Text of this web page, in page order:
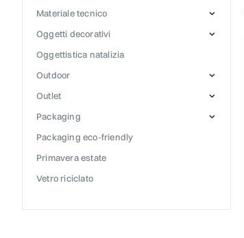
materiale tecnico
oggetti decorativi
oggettistica natalizia
outdoor
outlet
packaging
packaging eco-friendly
primavera estate
vetro riciclato